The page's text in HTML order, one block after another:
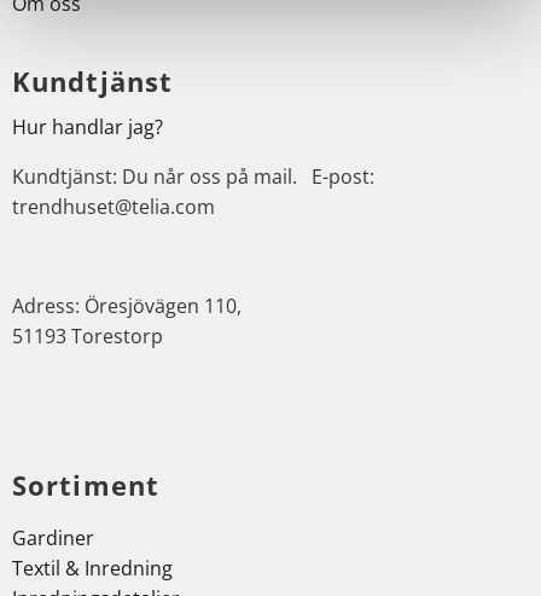
Kundtjänst
Hur handlar jag?
Kundtjänst: Du når oss på mail. E-post:
trendhuset@telia.com
Adress: Öresjövägen 110,
51193 Torestorp
Sortiment
Gardiner
Textil & Inredning